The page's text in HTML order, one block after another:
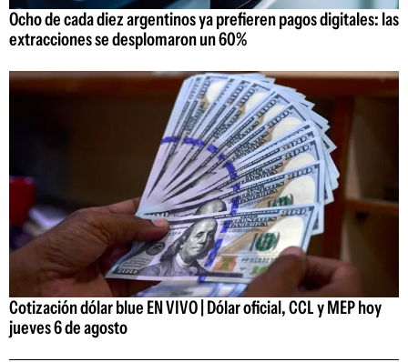
Ocho de cada diez argentinos ya prefieren pagos digitales: las
extracciones se desplomaron un 60%
Cotización dólar blue EN VIVO | Dólar oficial, CCL y MEP hoy
jueves 6 de agosto